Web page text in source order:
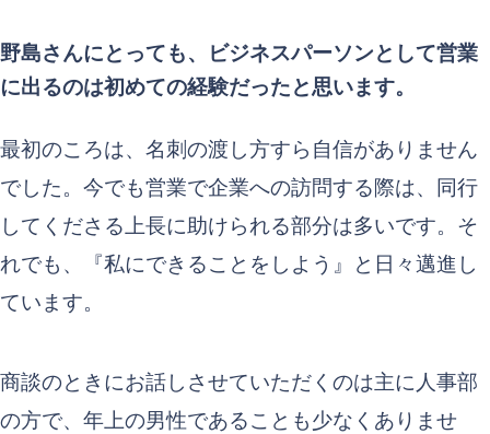
野島さんにとっても、ビジネスパーソンとして営業
に出るのは初めての経験だったと思います。
最初のころは、名刺の渡し方すら自信がありません
でした。今でも営業で企業への訪問する際は、同行
してくださる上長に助けられる部分は多いです。そ
れでも、『私にできることをしよう』と日々邁進し
ています。
商談のときにお話しさせていただくのは主に人事部
の方で、年上の男性であることも少なくありませ